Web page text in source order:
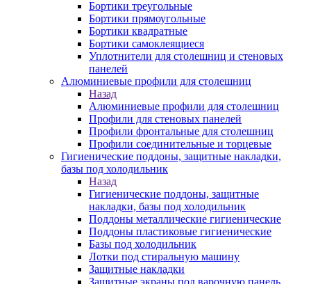
Бортики треугольные
Бортики прямоугольные
Бортики квадратные
Бортики самоклеящиеся
Уплотнители для столешниц и стеновых
панелей
Алюминиевые профили для столешниц
Назад
Алюминиевые профили для столешниц
Профили для стеновых панелей
Профили фронтальные для столешниц
Профили соединительные и торцевые
Гигиенические поддоны, защитные накладки,
базы под холодильник
Назад
Гигиенические поддоны, защитные
накладки, базы под холодильник
Поддоны металлические гигиенические
Поддоны пластиковые гигиенические
Базы под холодильник
Лотки под стиральную машину
Защитные накладки
Защитные экраны под варочную панель